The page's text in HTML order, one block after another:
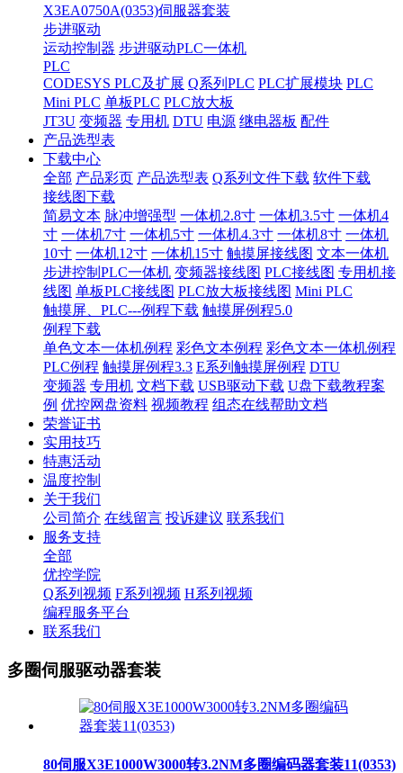
X3EA0750A(0353)伺服器套装
步进驱动
运动控制器 步进驱动PLC一体机
PLC
CODESYS PLC及扩展 Q系列PLC PLC扩展模块 PLC
Mini PLC 单板PLC PLC放大板
JT3U 变频器 专用机 DTU 电源 继电器板 配件
产品选型表
下载中心
全部 产品彩页 产品选型表 Q系列文件下载 软件下载
接线图下载
简易文本 脉冲增强型 一体机2.8寸 一体机3.5寸 一体机4
寸 一体机7寸 一体机5寸 一体机4.3寸 一体机8寸 一体机
10寸 一体机12寸 一体机15寸 触摸屏接线图 文本一体机
步进控制PLC一体机 变频器接线图 PLC接线图 专用机接
线图 单板PLC接线图 PLC放大板接线图 Mini PLC
触摸屏、PLC---例程下载 触摸屏例程5.0
例程下载
单色文本一体机例程 彩色文本例程 彩色文本一体机例程
PLC例程 触摸屏例程3.3 E系列触摸屏例程 DTU
变频器 专用机 文档下载 USB驱动下载 U盘下载教程案
例 优控网盘资料 视频教程 组态在线帮助文档
荣誉证书
实用技巧
特惠活动
温度控制
关于我们
公司简介 在线留言 投诉建议 联系我们
服务支持
全部
优控学院
Q系列视频 F系列视频 H系列视频
编程服务平台
联系我们
多圈伺服驱动器套装
80伺服X3E1000W3000转3.2NM多圈编码器套装11(0353)